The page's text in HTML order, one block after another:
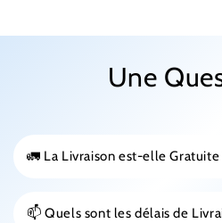
Une
🚛 La Livraison est-elle Gratuite
📫 Quels sont les délais de